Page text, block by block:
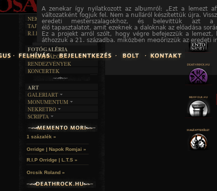
A zenekar így nyilatkozott az albumról: „Ezt a lemezt
változatként fogjuk fel. Nem a nulláról készítettük újra.
eredeti mesterszalagokhoz, és belevittük azt
élő tapasztalatot, amit ezeknek a daloknak az előadása
Ez a projekt arról szólt, hogy végre befejezzük a lemezt,
áthozzuk a 21. századba, miközben megőrizzük az eredeti
szellemiségét. Nem arról van szó, hogy javítani
vele semmi baj –, hanem arról, hogy teljessé
első albumot készítettük, még nem rendelkeztünk azzal a
és stúdióismerettel, hogy teljesen megvalósítsuk azt,
volt. Az évek során a dalok a színpadon saját életre
formálódtak, és valahogy önmagukat is kiteljesítették.
ünneplése, ahonnan indultunk, és egy találkozási pont
tartsuk azt az ártatlanságot, miközben hagyjuk, hogy a
zenekar mértékével, magabiztosságával és energiájával
DALSZÖVEGEK
MŰVÉSZET
ÍRÁSTÖRTÉNET
KÉPES
SZÖVEGES
RENDEZVÉNYEK
NEKROMANTIKA
AKTUÁLIS
A MÚLT
TAJTÉKOS NAPOK
R.I.P.
FOTÓGALÉRIA
FESZTIVÁLOK
RENDEZVÉNYEK
KONCERTEK
ART
GALERIART
ARTGALERI
KÉPREGÉNYEK
LAKÁSKULTS
MONUMENTUM
TEMETŐK
TEMPLOMOK
VÁRAK
HELYEK
NEKRETRO
SZUBKULT
FEKETE LYUK
RELIKVIÁK
SCRIPTA
NOVELLÁK
VERSEK
1 százalék »
Orridge | Napok Romjai »
R.I.P Orridge | L.T.S »
Orcsik Roland »